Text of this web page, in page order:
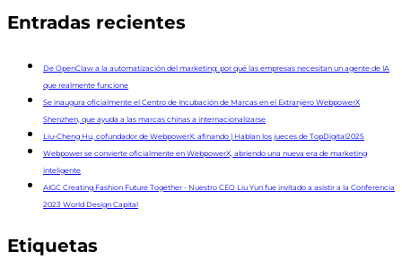
Entradas recientes
De OpenClaw a la automatización del marketing: por qué las empresas necesitan un agente de IA
que realmente funcione
Se inaugura oficialmente el Centro de Incubación de Marcas en el Extranjero WebpowerX
Shenzhen, que ayuda a las marcas chinas a internacionalizarse
Liu-Cheng Hu, cofundador de WebpowerX: afinando | Hablan los jueces de TopDigital2025
Webpower se convierte oficialmente en WebpowerX, abriendo una nueva era de marketing
inteligente
AIGC Creating Fashion Future Together - Nuestro CEO Liu Yun fue invitado a asistir a la Conferencia
2023 World Design Capital
Etiquetas